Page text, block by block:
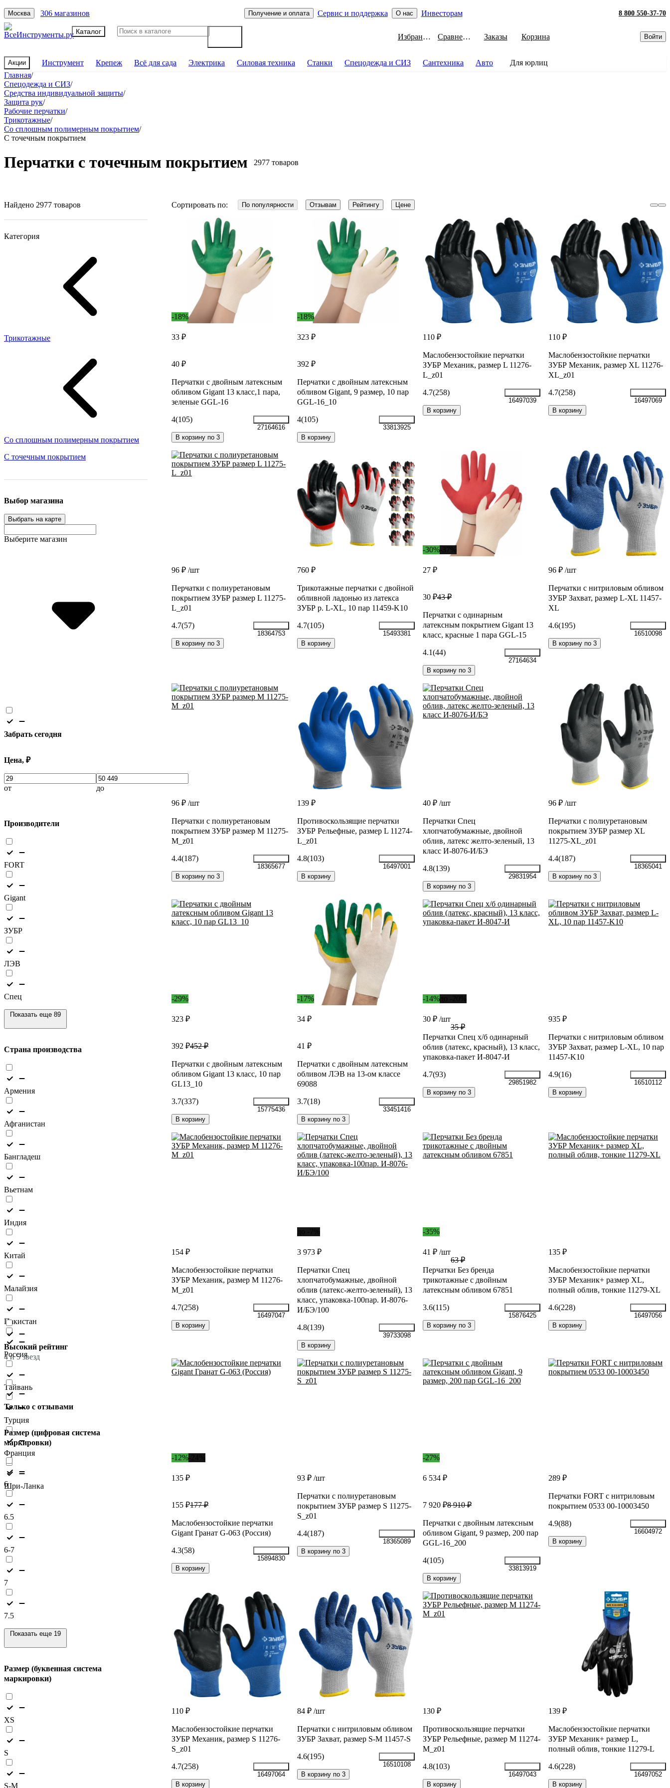
Москва 306 магазинов Получение и оплата Сервис и поддержка О нас Инвесторам 8 800 550-37-70
Каталог
Избранное Сравнение Заказы Корзина Войти
Акции Инструмент Крепеж Всё для сада Электрика Силовая техника Станки Спецодежда и СИЗ Сантехника Авто
Для юрлиц
Главная/
Спецодежда и СИЗ/
Средства индивидуальной защиты/
Защита рук/
Рабочие перчатки/
Трикотажные/
Со сплошным полимерным покрытием/
С точечным покрытием
Перчатки с точечным покрытием 2977 товаров
Найдено 2977 товаров
Категория
Трикотажные
Со сплошным полимерным покрытием
С точечным покрытием
Выбор магазина
Выбрать на карте
Выберите магазин
Забрать сегодня
Цена, ₽
от до
Производители
FORT
Gigant
ЗУБР
ЛЭВ
Спец
Показать еще 89
Страна производства
Армения
Афганистан
Бангладеш
Вьетнам
Индия
Китай
Малайзия
Пакистан
Россия
Тайвань
Турция
Франция
Шри-Ланка
Высокий рейтинг
4 и 5 звезд
Только с отзывами
Размер (цифровая система
маркировки)
6
6.5
6-7
7
7.5
Показать еще 19
Размер (буквенная система
маркировки)
XS
S
S-M
Сортировать по: По популярности Отзывам Рейтингу Цене
-18%
33 ₽
40 ₽
Перчатки с двойным латексным
обливом Gigant 13 класс,1 пара,
зеленые GGL-16
4(105)
27164616
В корзину по 3
-18%
323 ₽
392 ₽
Перчатки с двойным латексным
обливом Gigant, 9 размер, 10 пар
GGL-16_10
4(105)
33813925
В корзину
110 ₽
Маслобензостойкие перчатки
ЗУБР Механик, размер L 11276-
L_z01
4.7(258)
16497039
В корзину
110 ₽
Маслобензостойкие перчатки
ЗУБР Механик, размер XL 11276-
XL_z01
4.7(258)
16497069
В корзину
96 ₽ /шт
Перчатки с полиуретановым
покрытием ЗУБР размер L 11275-
L_z01
4.7(57)
18364753
В корзину по 3
760 ₽
Трикотажные перчатки с двойной
обливной ладонью из латекса
ЗУБР р. L-XL, 10 пар 11459-K10
4.7(105)
15493381
В корзину
-30%
27 ₽
30 ₽43 ₽
Перчатки с одинарным
латексным покрытием Gigant 13
класс, красные 1 пара GGL-15
4.1(44)
27164634
В корзину по 3
96 ₽ /шт
Перчатки с нитриловым обливом
ЗУБР Захват, размер L-XL 11457-
XL
4.6(195)
16510098
В корзину по 3
96 ₽ /шт
Перчатки с полиуретановым
покрытием ЗУБР размер M 11275-
M_z01
4.4(187)
18365677
В корзину по 3
139 ₽
Противоскользящие перчатки
ЗУБР Рельефные, размер L 11274-
L_z01
4.8(103)
16497001
В корзину
40 ₽ /шт
Перчатки Спец
хлопчатобумажные, двойной
облив, латекс желто-зеленый, 13
класс И-8076-И/БЭ
4.8(139)
29831954
В корзину по 3
96 ₽ /шт
Перчатки с полиуретановым
покрытием ЗУБР размер XL
11275-XL_z01
4.4(187)
18365041
В корзину по 3
-29%
323 ₽
392 ₽452 ₽
Перчатки с двойным латексным
обливом Gigant 13 класс, 10 пар
GL13_10
3.7(337)
15775436
В корзину
-17%
34 ₽
41 ₽
Перчатки с двойным латексным
обливом ЛЭВ на 13-ом классе
69088
3.7(18)
33451416
В корзину по 3
-14%
30 ₽ /шт
35 ₽
Перчатки Спец х/б одинарный
облив (латекс, красный), 13 класс,
упаковка-пакет И-8047-И
4.7(93)
29851982
В корзину по 3
935 ₽
Перчатки с нитриловым обливом
ЗУБР Захват, размер L-XL, 10 пар
11457-K10
4.9(16)
16510112
В корзину
154 ₽
Маслобензостойкие перчатки
ЗУБР Механик, размер M 11276-
M_z01
4.7(258)
16497047
В корзину
3 973 ₽
Перчатки Спец
хлопчатобумажные, двойной
облив (латекс-желто-зеленый), 13
класс, упаковка-100пар. И-8076-
И/БЭ/100
4.8(139)
39733098
В корзину
-35%
41 ₽ /шт
63 ₽
Перчатки Без бренда
трикотажные с двойным
латексным обливом 67851
3.6(115)
15876425
В корзину по 3
135 ₽
Маслобензостойкие перчатки
ЗУБР Механик+ размер XL,
полный облив, тонкие 11279-XL
4.6(228)
16497056
В корзину
-12%
135 ₽
155 ₽177 ₽
Маслобензостойкие перчатки
Gigant Гранат G-063 (Россия)
4.3(58)
15894830
В корзину
93 ₽ /шт
Перчатки с полиуретановым
покрытием ЗУБР размер S 11275-
S_z01
4.4(187)
18365089
В корзину по 3
-27%
6 534 ₽
7 920 ₽8 910 ₽
Перчатки с двойным латексным
обливом Gigant, 9 размер, 200 пар
GGL-16_200
4(105)
33813919
В корзину
289 ₽
Перчатки FORT с нитриловым
покрытием 0533 00-10003450
4.9(88)
16604972
В корзину
110 ₽
Маслобензостойкие перчатки
ЗУБР Механик, размер S 11276-
S_z01
4.7(258)
16497064
В корзину
84 ₽ /шт
Перчатки с нитриловым обливом
ЗУБР Захват, размер S-M 11457-S
4.6(195)
16510108
В корзину по 3
130 ₽
Противоскользящие перчатки
ЗУБР Рельефные, размер M 11274-
M_z01
4.8(103)
16497043
В корзину
139 ₽
Маслобензостойкие перчатки
ЗУБР Механик+ размер L,
полный облив, тонкие 11279-L
4.6(228)
16497052
В корзину